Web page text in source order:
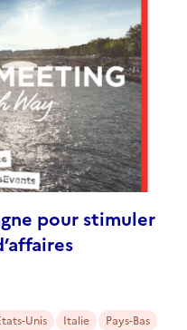
pour stimuler
Unis Italie Pays-Bas